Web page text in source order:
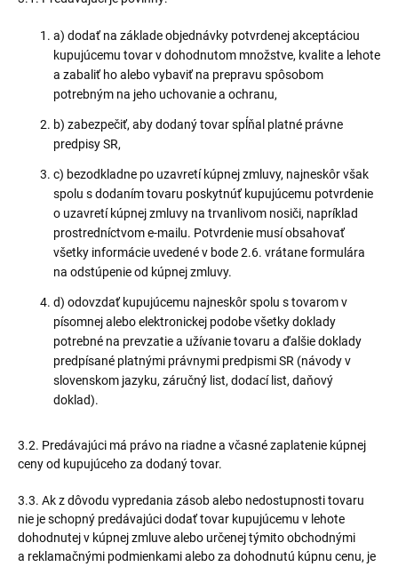
a) dodať na základe objednávky potvrdenej akceptáciou
kupujúcemu tovar v dohodnutom množstve, kvalite a lehote
a zabaliť ho alebo vybaviť na prepravu spôsobom
potrebným na jeho uchovanie a ochranu,
b) zabezpečiť, aby dodaný tovar spĺňal platné právne
predpisy SR,
c) bezodkladne po uzavretí kúpnej zmluvy, najneskôr však
spolu s dodaním tovaru poskytnúť kupujúcemu potvrdenie
o uzavretí kúpnej zmluvy na trvanlivom nosiči, napríklad
prostredníctvom e-mailu. Potvrdenie musí obsahovať
všetky informácie uvedené v bode 2.6. vrátane formulára
na odstúpenie od kúpnej zmluvy.
d) odovzdať kupujúcemu najneskôr spolu s tovarom v
písomnej alebo elektronickej podobe všetky doklady
potrebné na prevzatie a užívanie tovaru a ďalšie doklady
predpísané platnými právnymi predpismi SR (návody v
slovenskom jazyku, záručný list, dodací list, daňový
doklad).
3.2. Predávajúci má právo na riadne a včasné zaplatenie kúpnej
ceny od kupujúceho za dodaný tovar.
3.3. Ak z dôvodu vypredania zásob alebo nedostupnosti tovaru
nie je schopný predávajúci dodať tovar kupujúcemu v lehote
dohodnutej v kúpnej zmluve alebo určenej týmito obchodnými
a reklamačnými podmienkami alebo za dohodnutú kúpnu cenu, je